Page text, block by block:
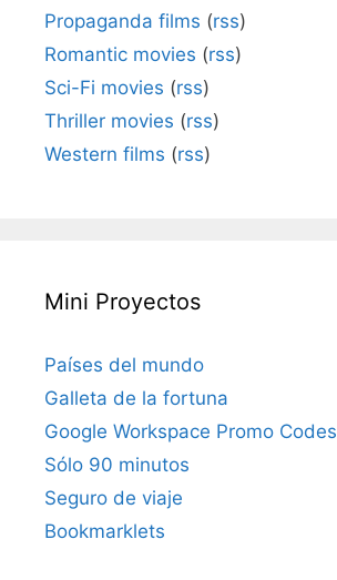
Propaganda films (rss)
Romantic movies (rss)
Sci-Fi movies (rss)
Thriller movies (rss)
Western films (rss)
Mini Proyectos
Países del mundo
Galleta de la fortuna
Google Workspace Promo Codes
Sólo 90 minutos
Seguro de viaje
Bookmarklets